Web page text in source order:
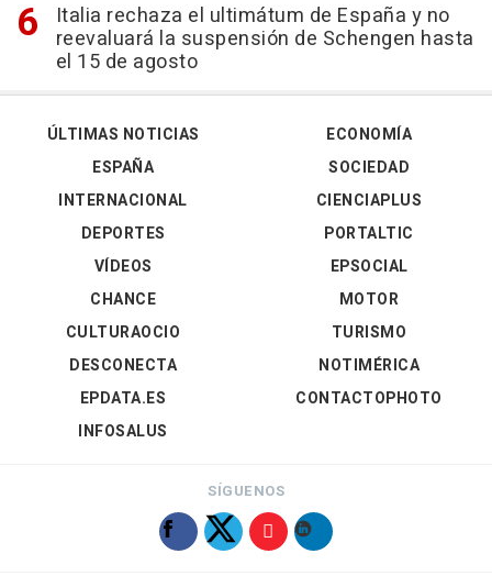
Italia rechaza el ultimátum de España y no
reevaluará la suspensión de Schengen hasta
el 15 de agosto
ÚLTIMAS NOTICIAS
ESPAÑA
INTERNACIONAL
DEPORTES
VÍDEOS
ECONOMÍA
SOCIEDAD
CIENCIAPLUS
PORTALTIC
EPSOCIAL
CHANCE
CULTURAOCIO
DESCONECTA
EPDATA.ES
INFOSALUS
MOTOR
TURISMO
NOTIMÉRICA
CONTACTOPHOTO
SÍGUENOS